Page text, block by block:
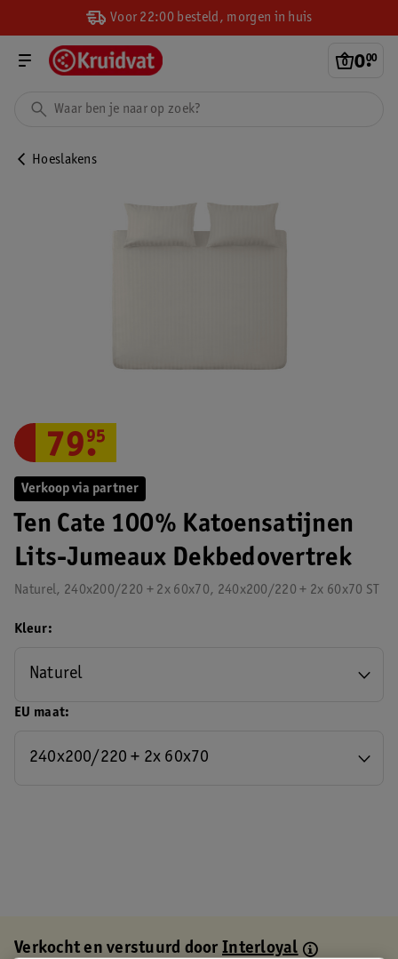
Voor 22:00 besteld, morgen in huis
0.
00
Hoeslakens
Verkoop via partner
Ten Cate 100% Katoensatijnen
Lits-Jumeaux Dekbedovertrek
Naturel, 240x200/220 + 2x 60x70, 240x200/220 + 2x 60x70 ST
79.
95
EU maat
240x200/220 + 2x 60x70
Kleur
Naturel
Verkocht en verstuurd doorInterloyal